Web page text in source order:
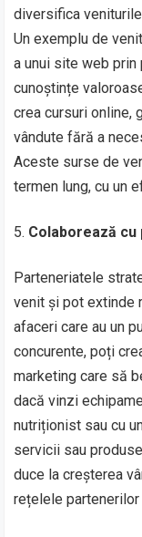
diversifica
Un exemplu de
a unui site web
cunoștințe
crea cursuri online,
vândute fără a
Aceste surse de
termen lung, cu un
Colaborează
Parteneriatele
venit și pot extinde
afaceri care au un
concurente, poți
marketing care să
dacă vinzi
nutriționist sau cu
servicii sau
duce la creșterea
rețelele partenerilor